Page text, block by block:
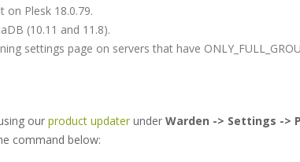
Plesk 18.0.79.
(10.11 and 11.8).
settings page on servers that have
our product updater under Warden -> Settings ->
command below: